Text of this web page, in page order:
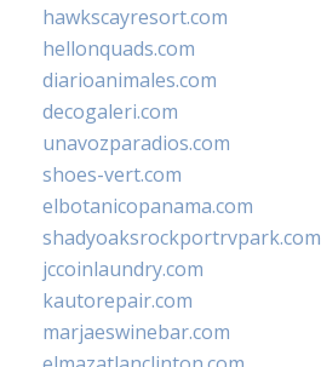
hawkscayresort.com
hellonquads.com
diarioanimales.com
decogaleri.com
unavozparadios.com
shoes-vert.com
elbotanicopanama.com
shadyoaksrockportrvpark.com
jccoinlaundry.com
kautorepair.com
marjaeswinebar.com